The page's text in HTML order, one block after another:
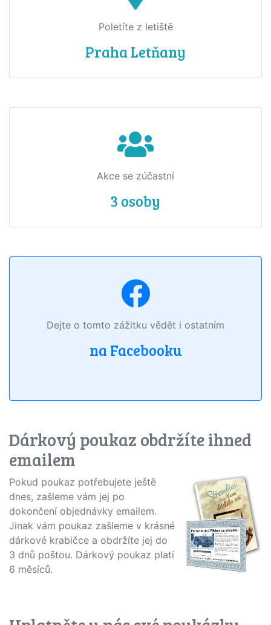
Poletíte z letiště
Praha Letňany
Akce se zúčastní
3 osoby
Dejte o tomto zážitku vědět i ostatním
na Facebooku
Dárkový poukaz obdržíte ihned
emailem
Pokud poukaz potřebujete ještě
dnes, zašleme vám jej po
dokončení objednávky emailem.
Jinak vám poukaz zašleme v krásné
dárkové krabičce a obdržíte jej do
3 dnů poštou. Dárkový poukaz platí
6 měsíců.